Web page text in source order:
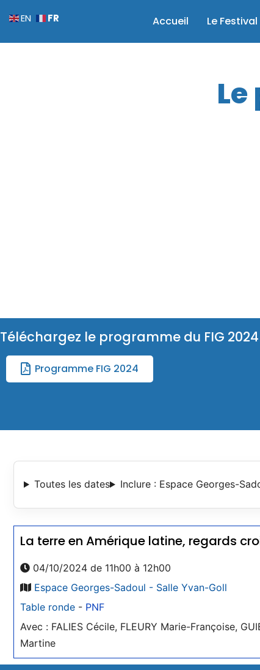
Accueil Le Festival
Téléchargez le programme du FIG
Programme FIG 2024
Toutes les dates Inclure : Espace Georges-
La terre en Amérique latine, regards
04/10/2024 de 11h00 à 12h00
Espace Georges-Sadoul - Salle Yvan-Goll
Table ronde - PNF
Avec : FALIES Cécile, FLEURY Marie-Françoise,
Martine
EN FR